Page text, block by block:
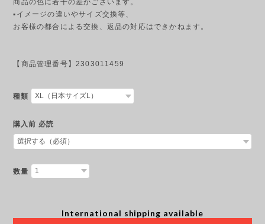
▪︎イメージの違いやサイズ交換等、
お客様の都合による交換、返品の対応はできかねます。
【商品管理番号】2303011459
種類
購入前 必読
数量
International shipping available